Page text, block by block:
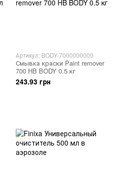
Артикул: BODY-7000000000
Смывка краски Paint remover
700 HB BODY 0.5 кг
243.93 грн